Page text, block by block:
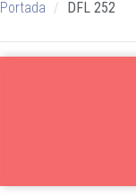
Portada DFL 252